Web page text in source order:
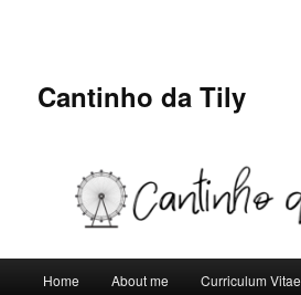
Cantinho da Tily
Home About me Curriculum Vitae